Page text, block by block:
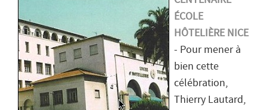
ÉCOLE
HÔTELIÈRE NICE
- Pour mener à
bien cette
célébration,
Thierry Lautard,